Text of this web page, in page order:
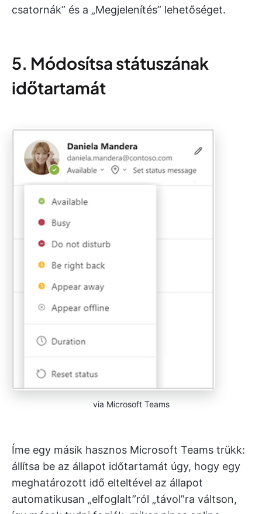
csatornák” és a „Megjelenítés” lehetőséget.
5. Módosítsa státuszának
időtartamát
via Microsoft Teams
Íme egy másik hasznos Microsoft Teams trükk:
állítsa be az állapot időtartamát úgy, hogy egy
meghatározott idő elteltével az állapot
automatikusan „elfoglalt”ról „távol”ra váltson,